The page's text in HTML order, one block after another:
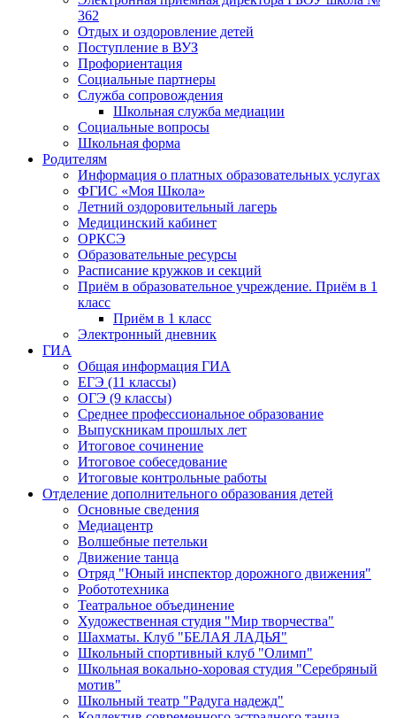
362
Отдых и оздоровление детей
Поступление в ВУЗ
Профориентация
Социальные партнеры
Служба сопровождения
Школьная служба медиации
Социальные вопросы
Школьная форма
Родителям
Информация о платных образовательных услугах
ФГИС «Моя Школа»
Летний оздоровительный лагерь
Медицинский кабинет
ОРКСЭ
Образовательные ресурсы
Расписание кружков и секций
Приём в образовательное учреждение. Приём в 1
класс
Приём в 1 класс
Электронный дневник
ГИА
Общая информация ГИА
ЕГЭ (11 классы)
ОГЭ (9 классы)
Среднее профессиональное образование
Выпускникам прошлых лет
Итоговое сочинение
Итоговое собеседование
Итоговые контрольные работы
Отделение дополнительного образования детей
Основные сведения
Медиацентр
Волшебные петельки
Движение танца
Отряд "Юный инспектор дорожного движения"
Робототехника
Театральное объединение
Художественная студия "Мир творчества"
Шахматы. Клуб "БЕЛАЯ ЛАДЬЯ"
Школьный спортивный клуб "Олимп"
Школьная вокально-хоровая студия "Серебряный
мотив"
Школьный театр "Радуга надежд"